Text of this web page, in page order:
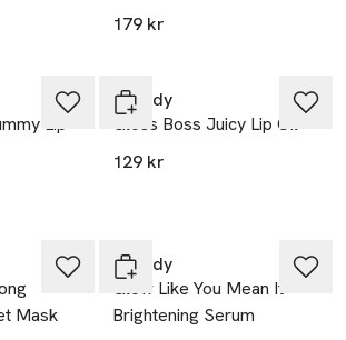
179 kr
Lip
Scandy
Gloss Boss Juicy Lip Oil
129 kr
Mask
Scandy
Glow Like You Mean It
Brightening Serum